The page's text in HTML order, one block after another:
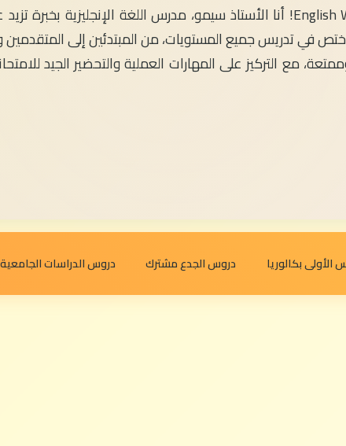
وأختص في تدريس جميع المستويات، من المبتدئين إلى
مع التركيز على المهارات العملية والتحضير الجيد
الأولى بكالوريا دروس الجدع مشترك دروس الدراسات الجامعية